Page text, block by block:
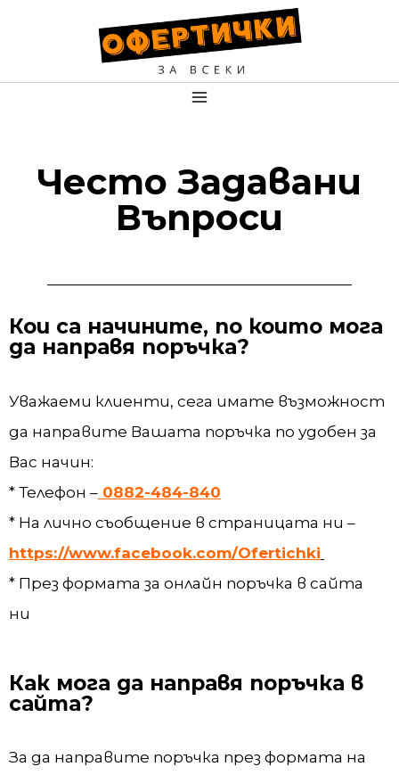
Често Задавани
Въпроси
Кои са начините, по които мога
да направя поръчка?
Уважаеми клиенти, сега имате възможност
да направите Вашата поръчка по удобен за
Вас начин:
* Телефон – 0882-484-840
* На лично съобщение в страницата ни –
https://www.facebook.com/Ofertichki
* През формата за онлайн поръчка в сайта
ни
Как мога да направя поръчка в
сайта?
За да направите поръчка през формата на